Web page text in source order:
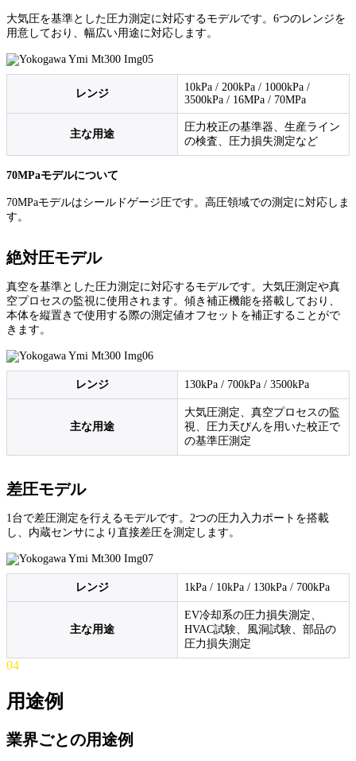
大気圧を基準とした圧力測定に対応するモデルです。6つのレンジを
用意しており、幅広い用途に対応します。
レンジ
10kPa / 200kPa / 1000kPa /
3500kPa / 16MPa / 70MPa
主な用途
圧力校正の基準器、生産ライン
の検査、圧力損失測定など
70MPaモデルについて
70MPaモデルはシールドゲージ圧です。高圧領域での測定に対応しま
す。
絶対圧モデル
真空を基準とした圧力測定に対応するモデルです。大気圧測定や真
空プロセスの監視に使用されます。傾き補正機能を搭載しており、
本体を縦置きで使用する際の測定値オフセットを補正することがで
きます。
レンジ 130kPa / 700kPa / 3500kPa
主な用途
大気圧測定、真空プロセスの監
視、圧力天びんを用いた校正で
の基準圧測定
差圧モデル
1台で差圧測定を行えるモデルです。2つの圧力入力ポートを搭載
し、内蔵センサにより直接差圧を測定します。
レンジ 1kPa / 10kPa / 130kPa / 700kPa
主な用途
EV冷却系の圧力損失測定、
HVAC試験、風洞試験、部品の
圧力損失測定
04
用途例
業界ごとの用途例